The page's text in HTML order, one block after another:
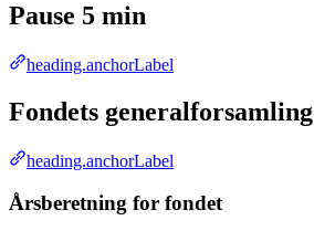
Pause 5 min
heading.anchorLabel
Fondets generalforsamling
heading.anchorLabel
Årsberetning for fondet